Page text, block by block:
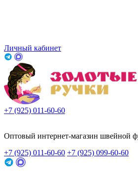
Личный кабинет
+7 (925) 011-60-60
Оптовый интернет-магазин швейной
+7 (925) 011-60-60 +7 (925) 099-60-60